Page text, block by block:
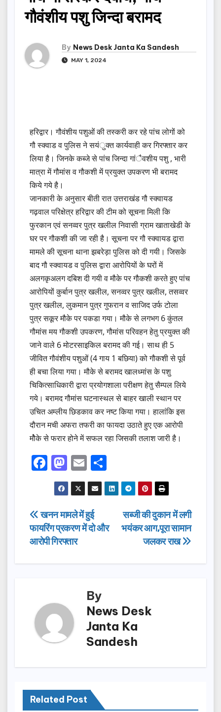
गौवंशीय पशु जिन्दा बरामद
By News Desk Janta Ka Sandesh
MAY 1, 2024
हरिद्वार। गौवंशीय पशुओं की तस्करी कर रहे पांच लोगों को
गौ स्क्वाड व पुलिस ने सयंुक्त कार्यवाही कर गिरफ्तार कर
लिया है। जिनके कब्जे से पांच जिन्दा गांैवशीय पशु , भारी
मात्रा में गौमांस व गौकशी में प्रयुक्त उपकरण भी बरामद
किये गये है।
जानकारी के अनुसार बीती रात उत्तराखंड गौ स्क्वायड
गढ़वाल परिक्षेत्र हरिद्वार की टीम को सूचना मिली कि
फुरकान एवं सनव्वर पुत्र खलील निवासी ग्राम खाताखेडी के
घर पर गौकशी की जा रही है। सूचना पर गौ स्क्वायड द्वारा
मामले की सूचना थाना झबरेड़ा पुलिस को दी गयी। जिसके
बाद गौ स्क्वायड व पुलिस द्वारा आरोपियों के घरों में
अलगकृअलग दबिश दी गयी व मौके पर गौकशी करते हुए पांच
आरोपियों कुर्बान पुत्र खलील, सनव्वर पुत्र खलील, तसव्वर
पुत्र खलील, लुकमान पुत्र गुफरान व साजिद उर्फ टोला
पुत्र सकूर मौके पर पकडा गया। मौके से लगभग 6 कुंतल
गौमांस मय गौकशी उपकरण, गौमांस परिवहन हेतु प्रयुक्त की
जाने वाले 6 मोटरसाइकिल बरामद की गई। साथ ही 5
जीवित गौवंशीय पशुओं (4 गाय 1 बछिया) को गौकशी से पूर्व
ही बचा लिया गया। मौके से बरामद खालध्मांस के पशु
चिकित्साधिकारी द्वारा प्रयोगशाला परीक्षण हेतु सैम्पल लिये
गये। बरामद गौमांस घटनास्थल से बाहर खाली स्थान पर
उचित अम्लीय छिडकाव कर नष्ट किया गया। हालांकि इस
दौरान मची अफरा तफरी का फायदा उठाते हुए एक आरोपी
मौेके से फरार होने में सफल रहा जिसकी तलाश जारी है।
F
a
c
e
b
o
M
a
st
o
d
o
E
m
ail
h
ar
Post
navigation
सब्जी की दुकान में लगी
भयंकर आग,पूरा सामान
जलकर राख
खनन मामले में हुई
फायरिंग प्रकरण में दो और
आरोपी गिरफ्तार
By
News Desk
Janta Ka
Sandesh
Related Post